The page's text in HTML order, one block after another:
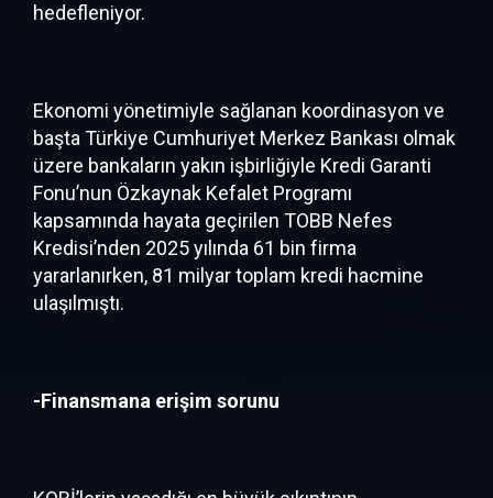
hedefleniyor.
Ekonomi yönetimiyle sağlanan koordinasyon ve
başta Türkiye Cumhuriyet Merkez Bankası olmak
üzere bankaların yakın işbirliğiyle Kredi Garanti
Fonu’nun Özkaynak Kefalet Programı
kapsamında hayata geçirilen TOBB Nefes
Kredisi’nden 2025 yılında 61 bin firma
yararlanırken, 81 milyar toplam kredi hacmine
ulaşılmıştı.
-Finansmana erişim sorunu